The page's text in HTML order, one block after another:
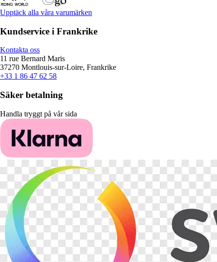
Upptäck alla våra varumärken
Kundservice i Frankrike
Kontakta oss
11 rue Bernard Maris
37270 Montlouis-sur-Loire, Frankrike
+33 1 86 47 62 58
Säker betalning
Handla tryggt på vår sida